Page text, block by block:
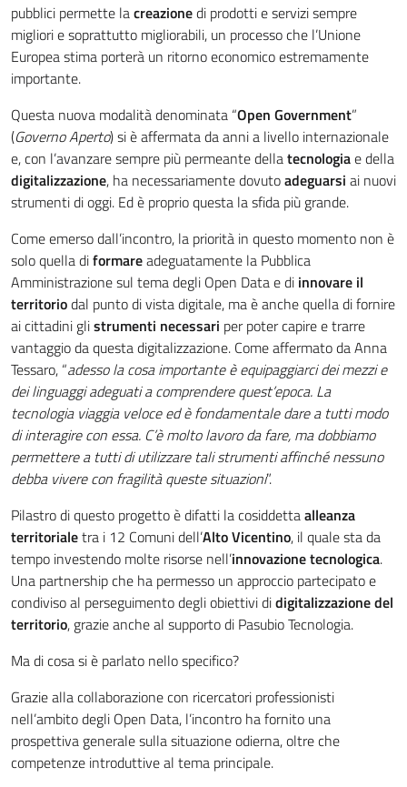
pubblici permette lacreazionedi prodotti e servizi sempre
migliori e soprattutto migliorabili, un processo che l’Unione
Europea stima porterà un ritorno economico estremamente
importante.
Questa nuova modalità denominata “Open Government”
(Governo Aperto) si è affermata da anni a livello internazionale
e, con l’avanzare sempre più permeante dellatecnologiae della
digitalizzazione, ha necessariamente dovutoadeguarsi ai nuovi
strumenti di oggi. Ed è proprio questa la sfida più grande.
Come emerso dall’incontro, la priorità in questo momento non è
solo quella diformareadeguatamente la Pubblica
Amministrazione sul tema degli Open Data e di innovare il
territoriodal punto di vista digitale, ma è anche quella di fornire
ai cittadini glistrumenti necessari per poter capire e trarre
vantaggio da questa digitalizzazione. Come affermato da Anna
Tessaro, “adesso la cosa importante è equipaggiarci dei mezzi e
dei linguaggi adeguati a comprendere quest’epoca. La
tecnologia viaggia veloce ed è fondamentale dare a tutti modo
di interagire con essa. C’è molto lavoro da fare, ma dobbiamo
permettere a tutti di utilizzare tali strumenti affinché nessuno
debba vivere con fragilità queste situazioni”.
Pilastro di questo progetto è difatti la cosiddettaalleanza
territorialetra i 12 Comuni dell’Alto Vicentino, il quale sta da
tempo investendo molte risorse nell’innovazione tecnologica.
Una partnership che ha permesso un approccio partecipato e
condiviso al perseguimento degli obiettivi didigitalizzazione del
territorio, grazie anche al supporto di Pasubio Tecnologia.
Ma di cosa si è parlato nello specifico?
Grazie alla collaborazione con ricercatori professionisti
nell’ambito degli Open Data, l’incontro ha fornito una
prospettiva generale sulla situazione odierna, oltre che
competenze introduttive al tema principale.